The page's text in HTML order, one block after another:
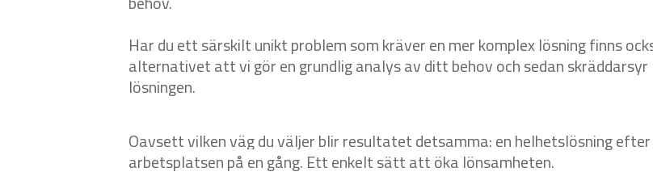
Har du ett särskilt unikt problem som kräver en mer komplex lösning finns
alternativet att vi gör en grundlig analys av ditt behov och sedan skräddarsyr
lösningen.
Oavsett vilken väg du väljer blir resultatet detsamma: en helhetslösning
arbetsplatsen på en gång. Ett enkelt sätt att öka lönsamheten.